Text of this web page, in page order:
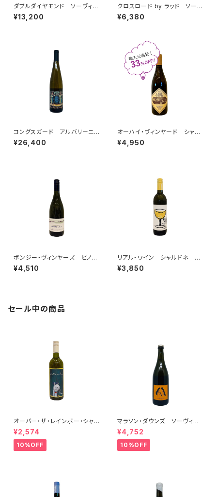
ダブルダイヤモンド ソーヴィニ
ヨン・ブラン ナパ・ヴァレー 2
024
¥13,200
クロスロード by ラッド ソーヴ
ィニヨン・ブラン マウント・ヴィ
ーダー エステート ナパ・ヴァ
¥6,380
コングスガード アルバリーニ
ョ 2024
¥26,400
オーハイ・ヴィンヤード シャル
ドネ ビエン・ナシード・ヴィン
ヤード 2021
¥4,950
ポンジー・ヴィンヤーズ ピノ・
グリ ウィラメット・ヴァレー 2
024
¥4,510
リアル・ワイン シャルドネ 20
22
¥3,850
セール中の商品
オーバー・ザ・レインボー・シャル
ドネ(午) 2025
¥2,574
10%OFF
マラソン・ダウンズ ソーヴィニ
ヨン・ブラン ペティアンナチュ
ール 2022
¥4,752
10%OFF